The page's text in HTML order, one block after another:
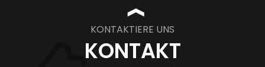
❱
KONTAKTIERE UNS
KONTAKT